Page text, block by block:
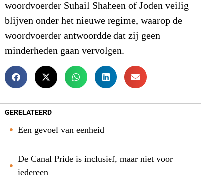
woordvoerder Suhail Shaheen of Joden veilig
blijven onder het nieuwe regime, waarop de
woordvoerder antwoordde dat zij geen
minderheden gaan vervolgen.
GERELATEERD
Een gevoel van eenheid
De Canal Pride is inclusief, maar niet voor
iedereen